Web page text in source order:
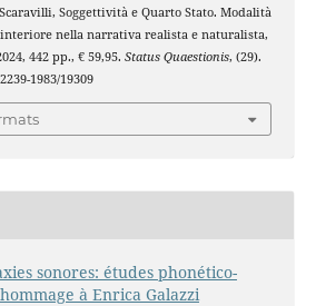
Soggettività e Quarto Stato. Modalità
nella narrativa realista e naturalista,
442 pp., € 59,95. Status Quaestionis, (29).
1983/19309
sonores: études phonético-
à Enrica Galazzi